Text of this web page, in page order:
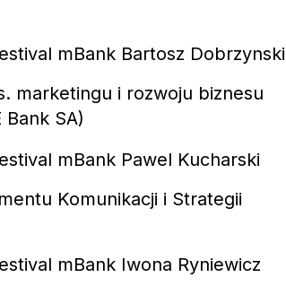
marketingu i rozwoju biznesu
SA)
Komunikacji i Strategii